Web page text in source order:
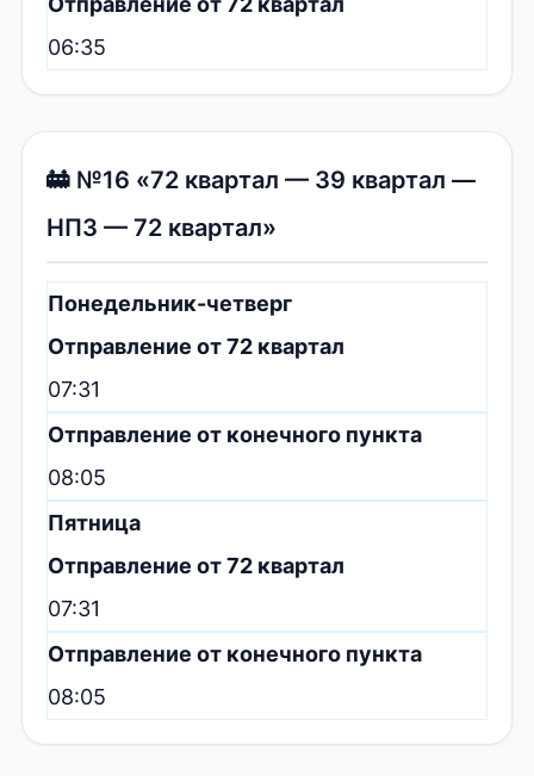
06:35
🚋 №16 «72 квартал — 39 квартал —
НПЗ — 72 квартал»
Понедельник-четверг
Отправление от 72 квартал
07:31
Отправление от конечного пункта
08:05
Пятница
Отправление от 72 квартал
07:31
Отправление от конечного пункта
08:05